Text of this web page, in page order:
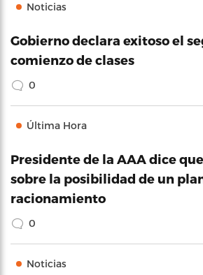
Noticias
Gobierno declara exitoso el
comienzo de clases
0
Última Hora
Presidente de la AAA dice
sobre la posibilidad de un
racionamiento
0
Noticias